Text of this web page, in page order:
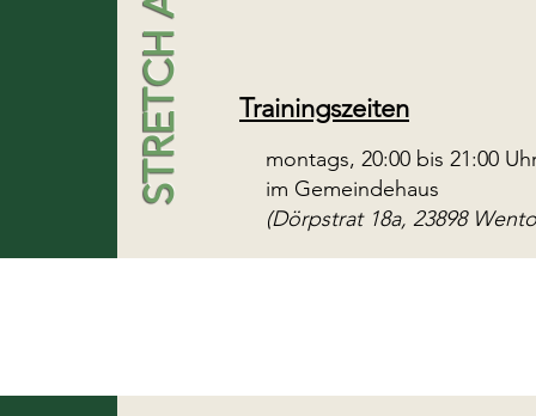
Trainingszeiten
montags, 20:00 bis 21:00
im Gemeindehaus
(Dörpstrat 18a, 23898